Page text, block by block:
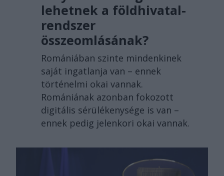
lehetnek a földhivatal-
rendszer
összeomlásának?
Romániában szinte mindenkinek
saját ingatlanja van – ennek
történelmi okai vannak.
Romániának azonban fokozott
digitális sérülékenysége is van –
ennek pedig jelenkori okai vannak.